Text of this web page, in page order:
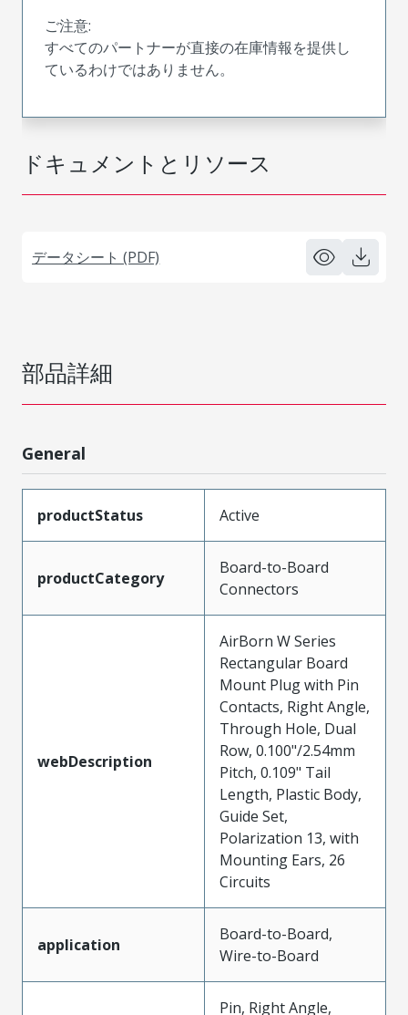
ドキュメントとリソース
データシート (PDF)
ご注意:
すべてのパートナーが直接の在庫情報を提供し
ているわけではありません。
部品詳細
General
productStatus Active
productCategory
Board-to-Board
Connectors
webDescription
AirBorn W Series
Rectangular Board
Mount Plug with Pin
Contacts, Right Angle,
Through Hole, Dual
Row, 0.100"/2.54mm
Pitch, 0.109" Tail
Length, Plastic Body,
Guide Set,
Polarization 13, with
Mounting Ears, 26
Circuits
application
Board-to-Board,
Wire-to-Board
Pin, Right Angle,